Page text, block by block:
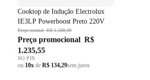
Cooktop de Indução Electrolux
IE3LP Powerboost Preto 220V
Preço normalR$ 1.388,99
Preço promocional R$
1.235,55
NO PIX
ou 10x de R$ 134,29sem juros